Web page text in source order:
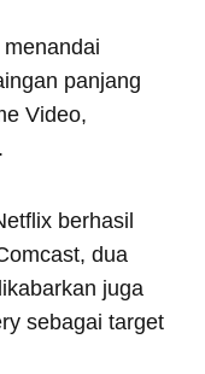
panjang
Video,
berhasil
dua
juga
sebagai target